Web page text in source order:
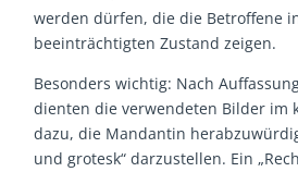
werden dürfen, die die Betroffene
beeinträchtigten Zustand zeigen.
Besonders wichtig: Nach
dienten die verwendeten Bilder im
dazu, die Mandantin
und grotesk“ darzustellen. Ein